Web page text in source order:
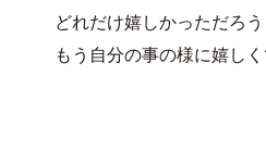
どれだけ嬉しかっただろ
もう自分の事の様に嬉し